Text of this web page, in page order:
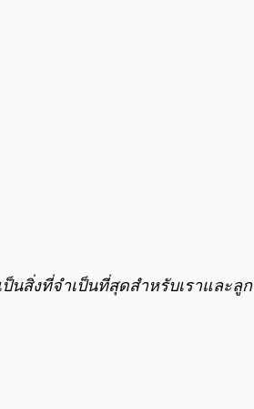
สิ่งที่จำเป็นที่สุดสำหรับเราและลู